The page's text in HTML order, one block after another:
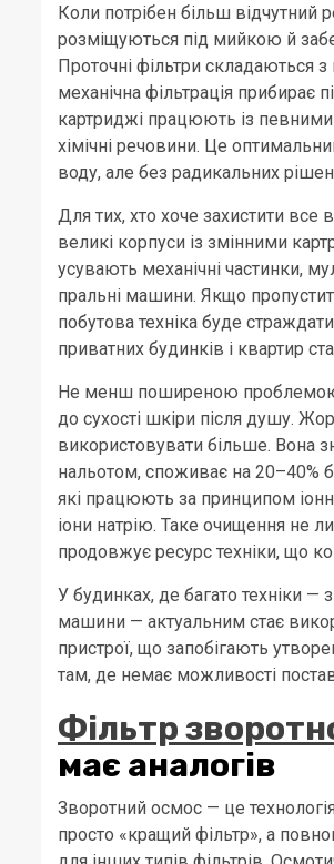
Коли потрібен більш відчутний
розміщуються під мийкою й
Проточні фільтри складаються
механічна фільтрація прибирає
картриджі працюють із
хімічні речовини. Це
воду, але без радикальних
Для тих, хто хоче захистити все
великі корпуси із змінними
усувають механічні частинки,
пральні машини. Якщо
побутова техніка буде
приватних будинків і квартир
Не менш поширеною проблемою
до сухості шкіри після душу.
використовувати більше. Вона
нальотом, споживає на 20–40%
які працюють за принципом
іони натрію. Таке очищення не
продовжує ресурс техніки, що
У будинках, де багато техніки —
машини — актуальним стає
пристрої, що запобігають
там, де немає можливості
Фільтр
має аналогів
Зворотний осмос — це
просто «кращий фільтр», а